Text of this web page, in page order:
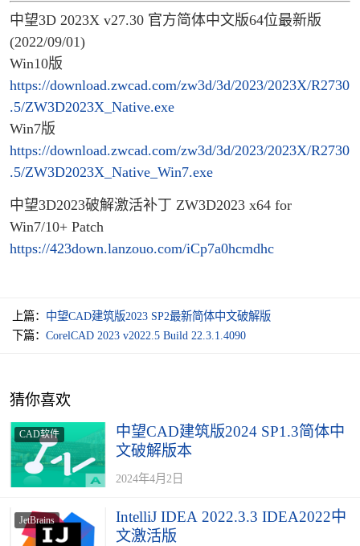
中望3D 2023X v27.30 官方简体中文版64位最新版
(2022/09/01)
Win10版
https://download.zwcad.com/zw3d/3d/2023/2023X/R2730
.5/ZW3D2023X_Native.exe
Win7版
https://download.zwcad.com/zw3d/3d/2023/2023X/R2730
.5/ZW3D2023X_Native_Win7.exe
中望3D2023破解激活补丁 ZW3D2023 x64 for
Win7/10+ Patch
https://423down.lanzouo.com/iCp7a0hcmdhc
上篇： 中望CAD建筑版2023 SP2最新简体中文破解版
下篇： CorelCAD 2023 v2022.5 Build 22.3.1.4090
猜你喜欢
CAD软件
中望CAD建筑版2024 SP1.3简体中
文破解版本
2024年4月2日
JetBrains
IntelliJ IDEA 2022.3.3 IDEA2022中
文激活版